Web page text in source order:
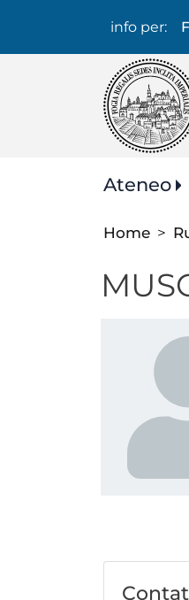
Info
per:
info per:
Ateneo
Home